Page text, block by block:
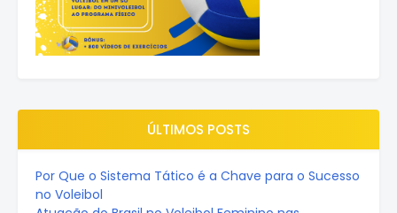
ÚLTIMOS POSTS
Por Que o Sistema Tático é a Chave para o Sucesso
no Voleibol